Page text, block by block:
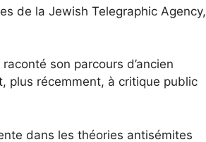
de la Jewish Telegraphic Agency,
son parcours d’ancien
plus récemment, à critique public
dans les théories antisémites